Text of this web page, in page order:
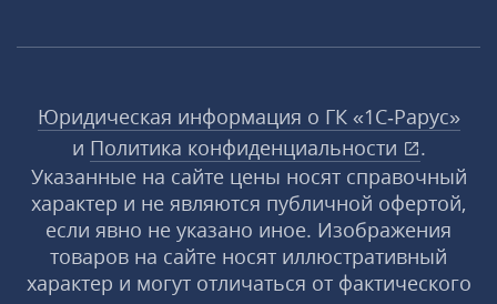
Юридическая информация о ГК «1С‑Рарус»
и Политика конфиденциальности
.
Указанные на сайте цены носят справочный
характер и не являются публичной офертой,
если явно не указано иное. Изображения
товаров на сайте носят иллюстративный
характер и могут отличаться от фактического